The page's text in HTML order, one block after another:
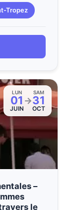
Tropez
LUN
01
JUIN
→
SAM
31
OCT
–
le